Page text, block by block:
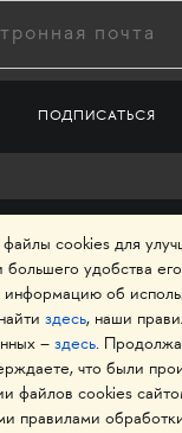
cookies для
удобства его
об
здесь, наши
– здесь.
что были
файлов cookies
правилами